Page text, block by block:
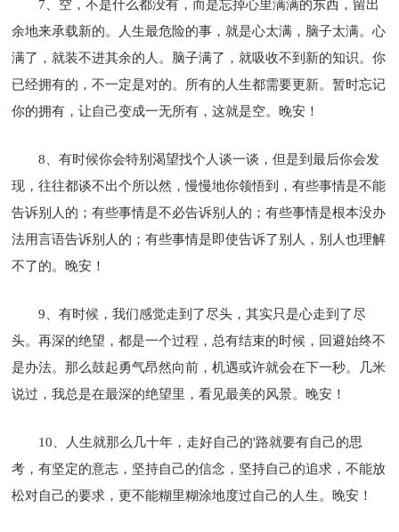
7、空，不是什么都没有，而是忘掉心里满满的东西，留出
余地来承载新的。人生最危险的事，就是心太满，脑子太满。心
满了，就装不进其余的人。脑子满了，就吸收不到新的知识。你
已经拥有的，不一定是对的。所有的人生都需要更新。暂时忘记
你的拥有，让自己变成一无所有，这就是空。晚安！
8、有时候你会特别渴望找个人谈一谈，但是到最后你会发
现，往往都谈不出个所以然，慢慢地你领悟到，有些事情是不能
告诉别人的；有些事情是不必告诉别人的；有些事情是根本没办
法用言语告诉别人的；有些事情是即使告诉了别人，别人也理解
不了的。晚安！
9、有时候，我们感觉走到了尽头，其实只是心走到了尽
头。再深的绝望，都是一个过程，总有结束的时候，回避始终不
是办法。那么鼓起勇气昂然向前，机遇或许就会在下一秒。几米
说过，我总是在最深的绝望里，看见最美的风景。晚安！
10、人生就那么几十年，走好自己的'路就要有自己的思
考，有坚定的意志，坚持自己的信念，坚持自己的追求，不能放
松对自己的要求，更不能糊里糊涂地度过自己的人生。晚安！